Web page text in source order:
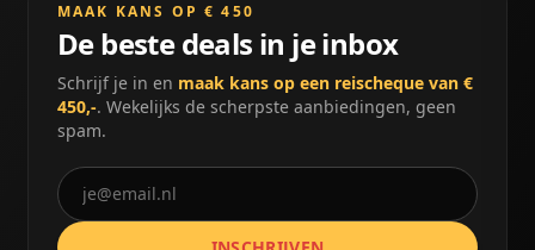
MAAK KANS OP € 450
De beste deals in je inbox
Schrijf je in en maak kans op een reischeque van €
450,-. Wekelijks de scherpste aanbiedingen, geen
spam.